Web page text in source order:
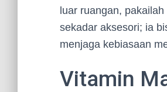
luar ruangan,
sekadar aksesori; ia
menjaga kebiasaan
Vitamin